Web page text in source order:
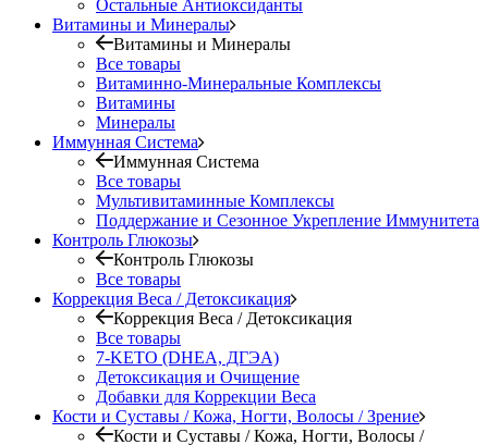
Остальные Антиоксиданты
Витамины и Минералы
Витамины и Минералы
Все товары
Витаминно-Минеральные Комплексы
Витамины
Минералы
Иммунная Система
Иммунная Система
Все товары
Мультивитаминные Комплексы
Поддержание и Сезонное Укрепление Иммунитета
Контроль Глюкозы
Контроль Глюкозы
Все товары
Коррекция Веса / Детоксикация
Коррекция Веса / Детоксикация
Все товары
7-KETO (DHEA, ДГЭА)
Детоксикация и Очищение
Добавки для Коррекции Веса
Кости и Суставы / Кожа, Ногти, Волосы / Зрение
Кости и Суставы / Кожа, Ногти, Волосы /